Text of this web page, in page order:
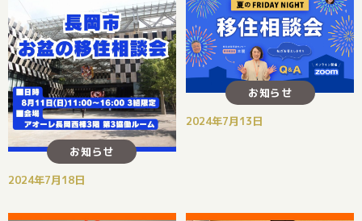
お知らせ
2024年7月18日
お知らせ
2024年7月13日